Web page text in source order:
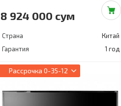
8 924 000 сум
Страна
Китай
Гарантия
1 год
Рассрочка 0-35-12